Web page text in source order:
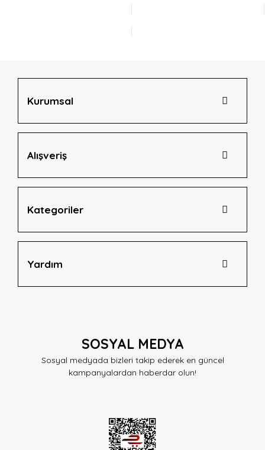
Ürün açıklamasında eksik bilgiler bulunuyor.
Kurumsal
Alışveriş
Kategoriler
Yardım
SOSYAL MEDYA
Sosyal medyada bizleri takip ederek en güncel
kampanyalardan haberdar olun!